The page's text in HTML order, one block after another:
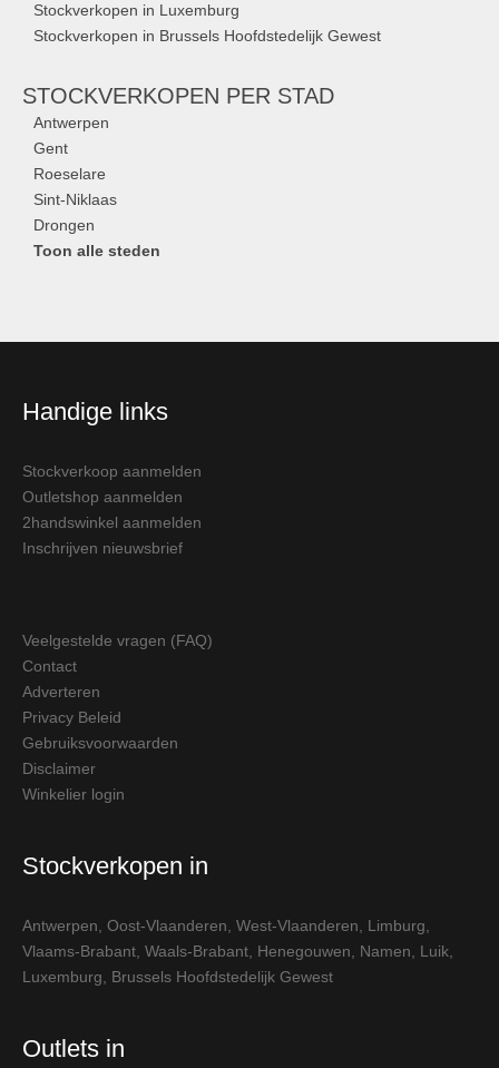
Stockverkopen in Luxemburg
Stockverkopen in Brussels Hoofdstedelijk Gewest
STOCKVERKOPEN PER STAD
Antwerpen
Gent
Roeselare
Sint-Niklaas
Drongen
Toon alle steden
Handige links
Stockverkoop aanmelden
Outletshop aanmelden
2handswinkel aanmelden
Inschrijven nieuwsbrief
Veelgestelde vragen (FAQ)
Contact
Adverteren
Privacy Beleid
Gebruiksvoorwaarden
Disclaimer
Winkelier login
Stockverkopen in
Antwerpen, Oost-Vlaanderen, West-Vlaanderen, Limburg,
Vlaams-Brabant, Waals-Brabant, Henegouwen, Namen, Luik,
Luxemburg, Brussels Hoofdstedelijk Gewest
Outlets in